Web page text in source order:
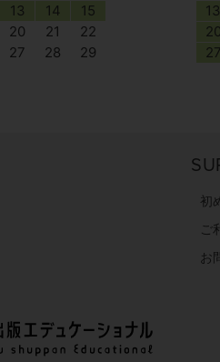
13 14
15
20 21
22
27 28
29
13
20
27
初
ご
お